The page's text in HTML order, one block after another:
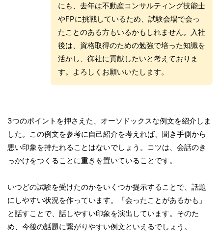
にも、去年は不動産コンサルティング技能士
やFPに挑戦しているため、試験会場で会っ
たことのある方もいるかもしれません。入社
後は、資格取得のための勉強で培った知識を
活かし、御社に貢献したいと考えておりま
す。よろしくお願いいたします。
3つのポイントを押さえた、オーソドックスな例文を紹介しま
した。この例文を参考に自己紹介を考えれば、聞き手側から
悪い印象を持たれることはないでしょう。コツは、会話のき
っかけをつくることに重きを置いていることです。
いつどの試験を受けたのかをいくつか提示することで、話題
にしやすい状況を作っています。「会ったことがあるかも」
と話すことで、話しやすい印象を演出しています。そのた
め、今後の話題に繋がりやすい例文といえるでしょう。